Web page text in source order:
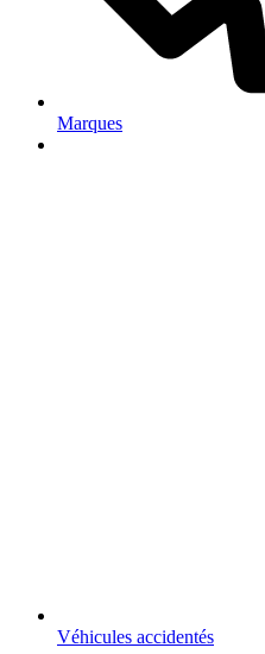
Marques
Véhicules accidentés